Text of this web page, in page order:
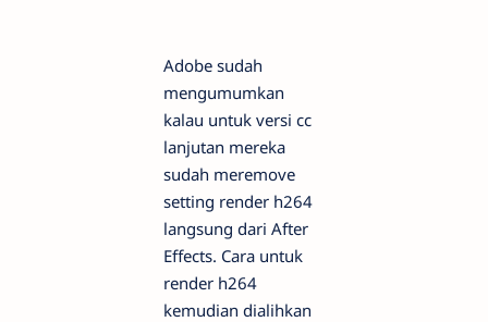
Adobe sudah
mengumumkan
kalau untuk versi cc
lanjutan mereka
sudah meremove
setting render h264
langsung dari After
Effects. Cara untuk
render h264
kemudian dialihkan